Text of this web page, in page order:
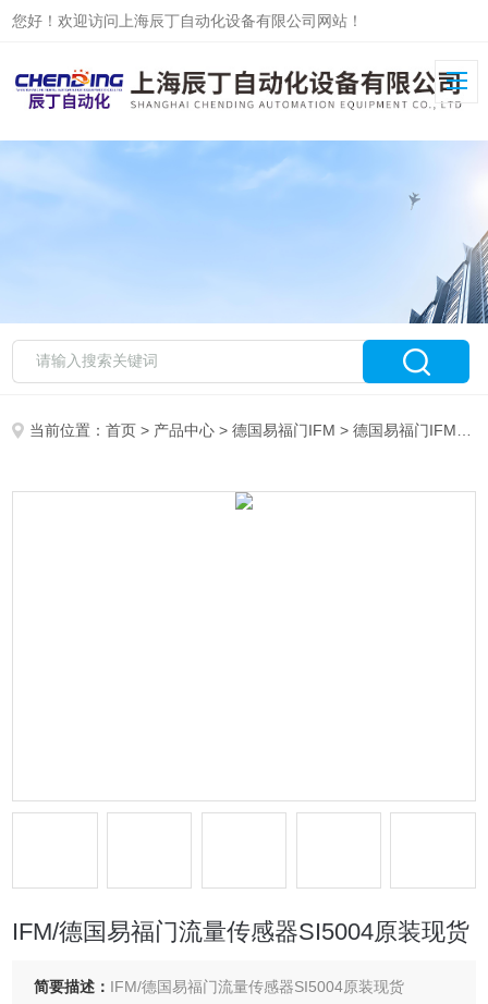
您好！欢迎访问上海辰丁自动化设备有限公司网站！
当前位置：首页 > 产品中心 >德国易福门IFM >德国易福门IFM现货系列
IFM/德国易福门流量传感器SI5004原装现货
简要描述： IFM/德国易福门流量传感器SI5004原装现货